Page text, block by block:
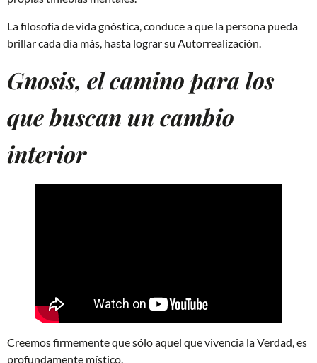
La filosofía de vida gnóstica, conduce a que la persona pueda
brillar cada día más, hasta lograr su Autorrealización.
Gnosis, el camino para los
que buscan un cambio
interior
Creemos firmemente que sólo aquel que vivencia la Verdad, es
profundamente místico.